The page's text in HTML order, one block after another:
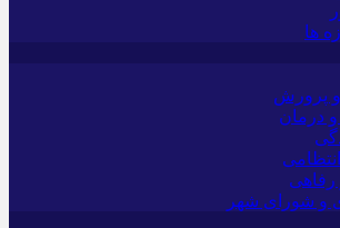
ها
پرورش
درمان
و شورای شهر